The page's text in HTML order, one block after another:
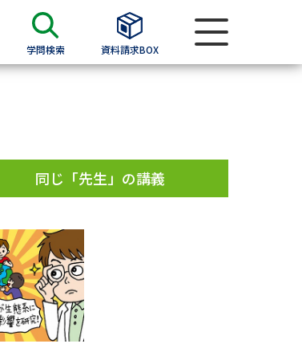
学問検索 資料請求BOX
問題集
学関連、塾・予備校
同じ「先生」の講義